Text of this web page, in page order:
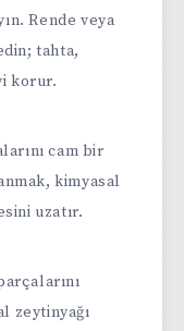
Rende veya
tahta,
korur.
cam bir
kimyasal
uzatır.
zeytinyağı